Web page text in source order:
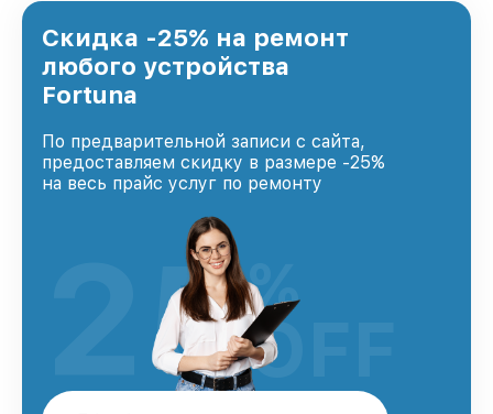
Скидка -25% на ремонт
любого устройства
Fortuna
По предварительной записи с сайта,
предоставляем скидку в размере -25%
на весь прайс услуг по ремонту
25%
OFF